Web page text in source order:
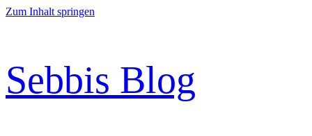
Zum Inhalt springen
Sebbis Blog